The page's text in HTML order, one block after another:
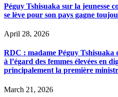
Péguy Tshisuaka sur la jeunesse
se lève pour son pays gagne
April 28, 2026
RDC : madame Péguy Tshisuaka
à l’égard des femmes élevées en
principalement la première
March 21, 2026